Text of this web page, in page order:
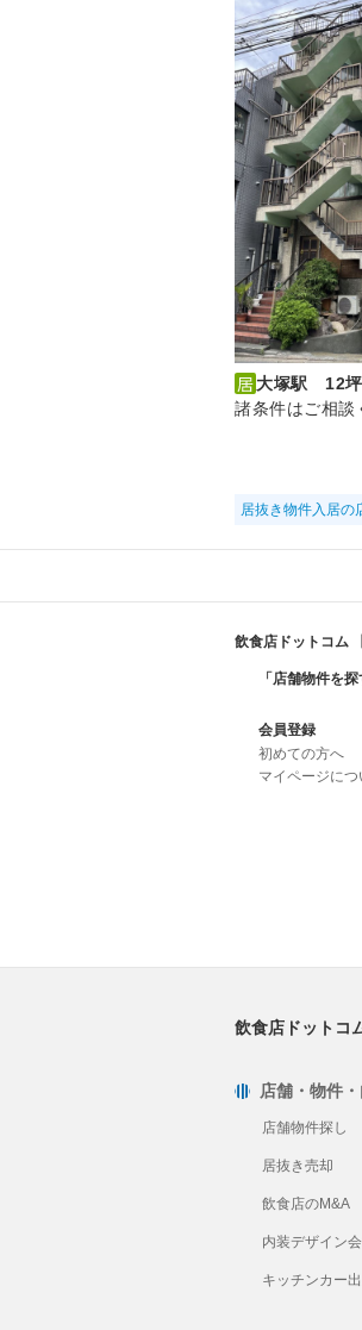
大塚駅 12坪
諸条件はご相談
居抜き物件入居の
飲食店ドットコム
「店舗物件を
会員登録
初めての方へ
マイページにつ
飲食店ドットコ
店舗・物件
店舗物件探し
居抜き売却
飲食店のM&A
内装デザイン
キッチンカー